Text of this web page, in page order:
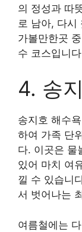
의 정성과 따
로 남아, 다시
가볼만한곳
수 코스입니
4. 송
송지호 해수
하여 가족 단
다. 이곳은 물
있어 마치 여
낄 수 있습니
서 벗어나는
여름철에는